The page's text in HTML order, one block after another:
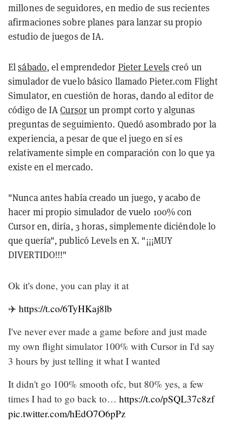
millones de seguidores, en medio de sus recientes
afirmaciones sobre planes para lanzar su propio
estudio de juegos de IA.
Elsábado, el emprendedor Pieter Levels creó un
simulador de vuelo básico llamado Pieter.com Flight
Simulator, en cuestión de horas, dando al editor de
código de IACursorun prompt corto y algunas
preguntas de seguimiento. Quedó asombrado por la
experiencia, a pesar de que el juego en sí es
relativamente simple en comparación con lo que ya
existe en el mercado.
"Nunca antes había creado un juego, y acabo de
hacer mi propio simulador de vuelo 100% con
Cursor en, diría, 3 horas, simplemente diciéndole lo
que quería", publicó Levels en X. "¡¡¡MUY
DIVERTIDO!!!"
Ok it's done, you can play it at
✈️ https://t.co/6TyHKaj8lb
I've never ever made a game before and just made
my own flight simulator 100% with Cursor in I'd say
3 hours by just telling it what I wanted
It didn't go 100% smooth ofc, but 80% yes, a few
times I had to go back to… https://t.co/pSQL37c8zf
pic.twitter.com/hEdO7O6pPz